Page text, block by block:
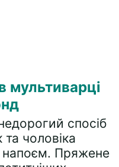
мультиварці
спосіб
та чоловіка
Пряжене